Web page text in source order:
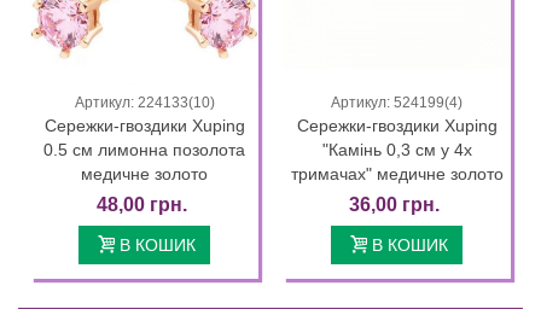
Артикул: 224133(10)
Сережки-гвоздики Xuping
0.5 см лимонна позолота
медичне золото
48,00 грн.
В КОШИК
Артикул: 524199(4)
Сережки-гвоздики Xuping
"Камінь 0,3 см у 4х
тримачах" медичне золото
36,00 грн.
В КОШИК